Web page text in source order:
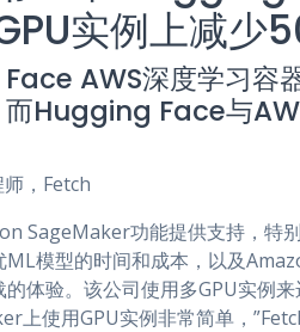
实例上减少
AWS深度学习容
Hugging Face与
，Fetch
SageMaker功能提供支持，特
模型的时间和成本，以及
体验。该公司使用多GPU实例
上使用GPU实例非常简单，